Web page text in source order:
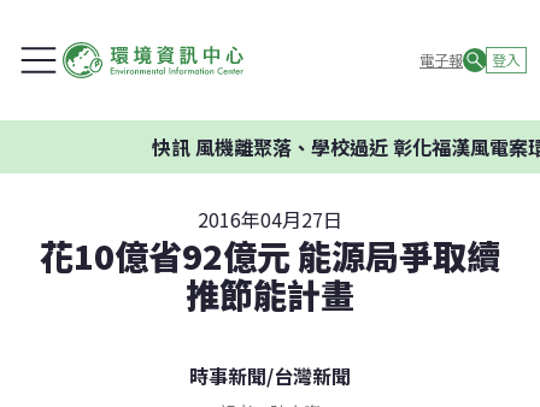
電子報 登入
風機離聚落、學校過近 彰化福漢風電案環委建
2016年04月27日
花10億省92億元 能源局爭取續
推節能計畫
時事新聞/台灣新聞